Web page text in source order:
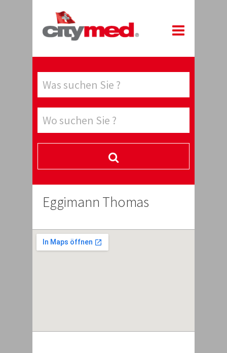
Eggimann Thomas